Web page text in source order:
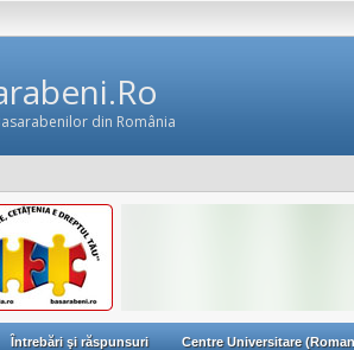
din România
Întrebări şi răspunsuri Centre Universitare